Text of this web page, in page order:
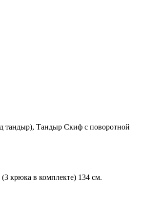
тандыр), Тандыр Скиф с поворотной
крюка в комплекте) 134 см.